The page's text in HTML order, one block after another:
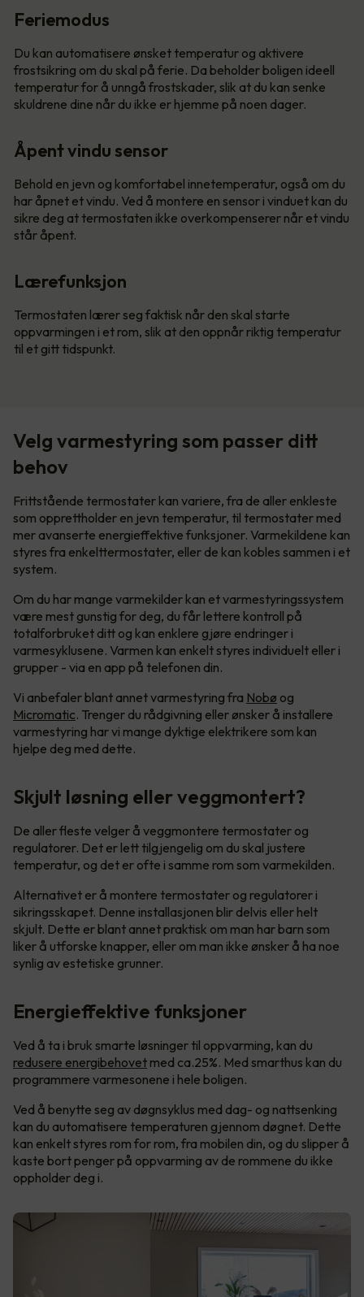
Feriemodus
Du kan automatisere ønsket temperatur og aktivere
frostsikring om du skal på ferie. Da beholder boligen ideell
temperatur for å unngå frostskader, slik at du kan senke
skuldrene dine når du ikke er hjemme på noen dager.
Åpent vindu sensor
Behold en jevn og komfortabel innetemperatur, også om du
har åpnet et vindu. Ved å montere en sensor i vinduet kan du
sikre deg at termostaten ikke overkompenserer når et vindu
står åpent.
Lærefunksjon
Termostaten lærer seg faktisk når den skal starte
oppvarmingen i et rom, slik at den oppnår riktig temperatur
til et gitt tidspunkt.
Velg varmestyring som passer ditt
behov
Frittstående termostater kan variere, fra de aller enkleste
som opprettholder en jevn temperatur, til termostater med
mer avanserte energieffektive funksjoner. Varmekildene kan
styres fra enkelttermostater, eller de kan kobles sammen i et
system.
Om du har mange varmekilder kan et varmestyringssystem
være mest gunstig for deg, du får lettere kontroll på
totalforbruket ditt og kan enklere gjøre endringer i
varmesyklusene. Varmen kan enkelt styres individuelt eller i
grupper - via en app på telefonen din.
Vi anbefaler blant annet varmestyring fra Nobø og
Micromatic. Trenger du rådgivning eller ønsker å installere
varmestyring har vi mange dyktige elektrikere som kan
hjelpe deg med dette.
Skjult løsning eller veggmontert?
De aller fleste velger å veggmontere termostater og
regulatorer. Det er lett tilgjengelig om du skal justere
temperatur, og det er ofte i samme rom som varmekilden.
Alternativet er å montere termostater og regulatorer i
sikringsskapet. Denne installasjonen blir delvis eller helt
skjult. Dette er blant annet praktisk om man har barn som
liker å utforske knapper, eller om man ikke ønsker å ha noe
synlig av estetiske grunner.
Energieffektive funksjoner
Ved å ta i bruk smarte løsninger til oppvarming, kan du
redusere energibehovet med ca.25%. Med smarthus kan du
programmere varmesonene i hele boligen.
Ved å benytte seg av døgnsyklus med dag- og nattsenking
kan du automatisere temperaturen gjennom døgnet. Dette
kan enkelt styres rom for rom, fra mobilen din, og du slipper å
kaste bort penger på oppvarming av de rommene du ikke
oppholder deg i.